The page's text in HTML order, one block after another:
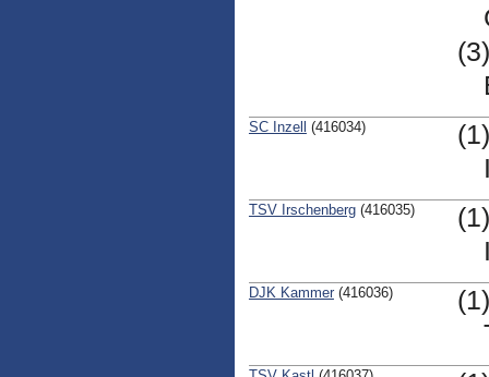
SC Inzell (416034)
TSV Irschenberg(416035)
DJK Kammer(416036)